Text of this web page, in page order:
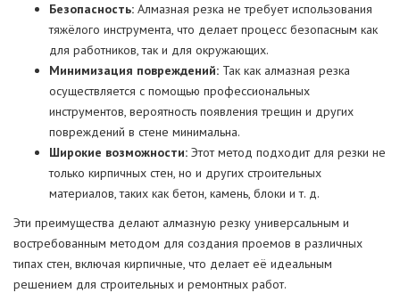
Безопасность: Алмазная резка не требует использования
тяжёлого инструмента, что делает процесс безопасным как
для работников, так и для окружающих.
Минимизация повреждений: Так как алмазная резка
осуществляется с помощью профессиональных
инструментов, вероятность появления трещин и других
повреждений в стене минимальна.
Широкие возможности: Этот метод подходит для резки не
только кирпичных стен, но и других строительных
материалов, таких как бетон, камень, блоки и т. д.
Эти преимущества делают алмазную резку универсальным и
востребованным методом для создания проемов в различных
типах стен, включая кирпичные, что делает её идеальным
решением для строительных и ремонтных работ.